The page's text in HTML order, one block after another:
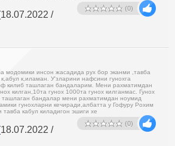
(0)
/
модомики инсон жасадида рух бор эканми ,тавба
к,иламан. У'зларини нафсини гунохга
килиб ташлаган бандаларим. Мени рахматимдан
килган,10та гунох 1000та гунох килганмас. Гунох
бандалар мени рахматимдан ноумид
гунохларни кечиради,албатта у Гофуру Рохим
кабул киладигон эшиги хе
(0)
/